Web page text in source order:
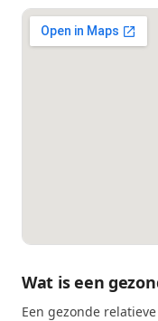
Wat is een
Een gezonde